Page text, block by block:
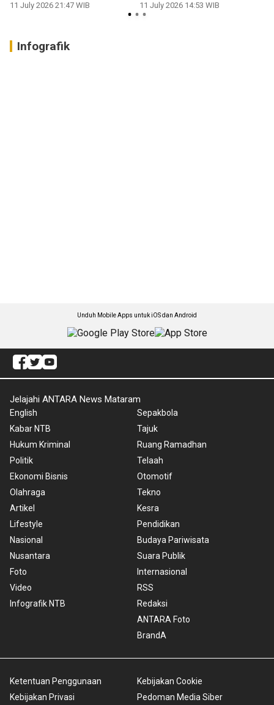
11 July 2026 21:47 WIB 11 July 2026 14:53 WIB
Infografik
Unduh Mobile Apps untuk iOS dan Android
Jelajahi ANTARA News Mataram
English
Kabar NTB
Hukum Kriminal
Politik
Ekonomi Bisnis
Olahraga
Artikel
Lifestyle
Nasional
Nusantara
Foto
Video
Infografik NTB
Sepakbola
Tajuk
Ruang Ramadhan
Telaah
Otomotif
Tekno
Kesra
Pendidikan
Budaya Pariwisata
Suara Publik
Internasional
RSS
Redaksi
ANTARA Foto
BrandA
Ketentuan Penggunaan
Kebijakan Privasi
Kebijakan Cookie
Pedoman Media Siber